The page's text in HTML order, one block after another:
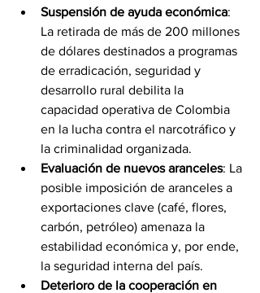
Suspensión de ayuda económica:
La retirada de más de 200 millones
de dólares destinados a programas
de erradicación, seguridad y
desarrollo rural debilita la
capacidad operativa de Colombia
en la lucha contra el narcotráfico y
la criminalidad organizada.
Evaluación de nuevos aranceles: La
posible imposición de aranceles a
exportaciones clave (café, flores,
carbón, petróleo) amenaza la
estabilidad económica y, por ende,
la seguridad interna del país.
Deterioro de la cooperación en